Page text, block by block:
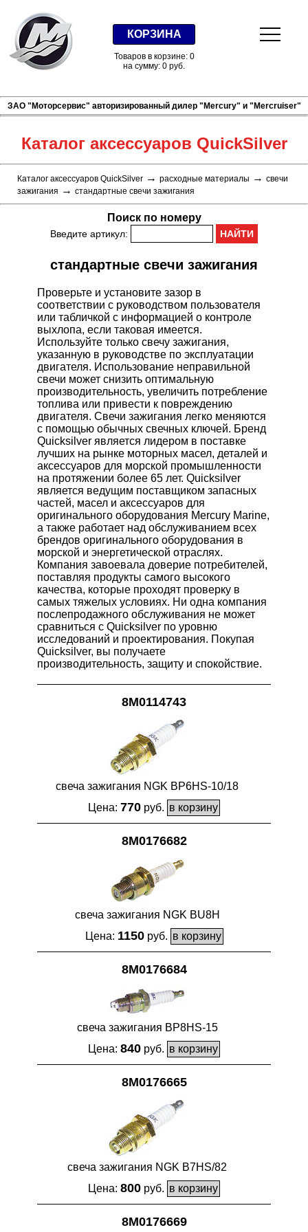
КОРЗИНА
Товаров в корзине: 0
на сумму: 0 руб.
ЗАО "Моторсервис" авторизированный дилер "Mercury" и "Mercruiser"
Каталог аксессуаров QuickSilver
Каталог аксессуаров QuickSilver → расходные материалы → свечи
зажигания → стандартные свечи зажигания
Поиск по номеру
Введите артикул:
стандартные свечи зажигания
Проверьте и установите зазор в
соответствии с руководством пользователя
или табличкой с информацией о контроле
выхлопа, если таковая имеется.
Используйте только свечу зажигания,
указанную в руководстве по эксплуатации
двигателя. Использование неправильной
свечи может снизить оптимальную
производительность, увеличить потребление
топлива или привести к повреждению
двигателя. Свечи зажигания легко меняются
с помощью обычных свечных ключей. Бренд
Quicksilver является лидером в поставке
лучших на рынке моторных масел, деталей и
аксессуаров для морской промышленности
на протяжении более 65 лет. Quicksilver
является ведущим поставщиком запасных
частей, масел и аксессуаров для
оригинального оборудования Mercury Marine,
а также работает над обслуживанием всех
брендов оригинального оборудования в
морской и энергетической отраслях.
Компания завоевала доверие потребителей,
поставляя продукты самого высокого
качества, которые проходят проверку в
самых тяжелых условиях. Ни одна компания
послепродажного обслуживания не может
сравниться с Quicksilver по уровню
исследований и проектирования. Покупая
Quicksilver, вы получаете
производительность, защиту и спокойствие.
8M0114743
свеча зажигания NGK BP6HS-10/18
Цена: 770 руб.
8M0176682
свеча зажигания NGK BU8H
Цена: 1150руб.
8M0176684
свеча зажигания BP8HS-15
Цена: 840 руб.
8M0176665
свеча зажигания NGK B7HS/82
Цена: 800 руб.
8M0176669